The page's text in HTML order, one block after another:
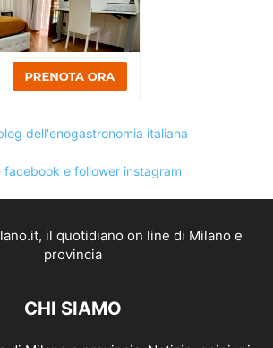
CHI SIAMO